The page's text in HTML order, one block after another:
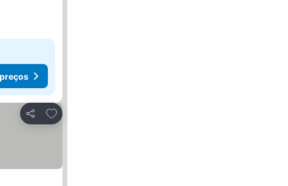
Partilhar
Adicionar aos favoritos